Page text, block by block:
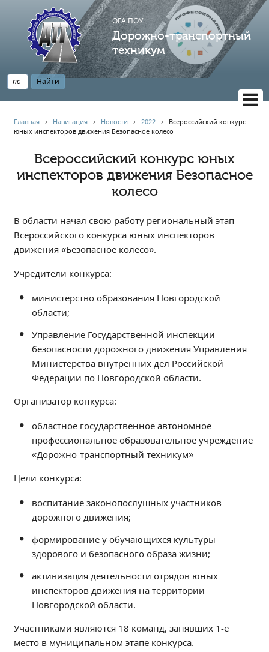
ОГА ПОУ
Дорожно-транспортный
техникум
НАВИГАЦИЯ
Главная
Профессионалитет
Новости
Наблюдательный совет
Независимая оценка качества
Профориентация
Обращения онлайн
Контакты
Региональный центр по профилактике ДДТТ
Учебно-производственный комплекс
Центр карьеры
Противодействие коррупции
Региональная инновационная площадка
Основные сведения
Структура и органы управления образовательной
организацией
Документы
Образование
Педагогический состав
оснащенность образовательного процесса.
Доступная среда
Главная › Навигация › Новости ›2022 › Всероссийский конкурс
юных инспекторов движения Безопасное колесо
Всероссийский конкурс юных
инспекторов движения Безопасное
колесо
В области начал свою работу региональный этап
Всероссийского конкурса юных инспекторов
движения «Безопасное колесо».
Учредители конкурса:
министерство образования Новгородской
области;
Управление Государственной инспекции
безопасности дорожного движения Управления
Министерства внутренних дел Российской
Федерации по Новгородской области.
Организатор конкурса:
областное государственное автономное
профессиональное образовательное учреждение
«Дорожно-транспортный техникум»
Цели конкурса:
воспитание законопослушных участников
дорожного движения;
формирование у обучающихся культуры
здорового и безопасного образа жизни;
активизация деятельности отрядов юных
инспекторов движения на территории
Новгородской области.
Участниками являются 18 команд, занявших 1-е
место в муниципальном этапе конкурса.